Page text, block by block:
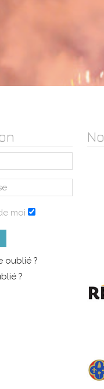
moi
oublié ?
?